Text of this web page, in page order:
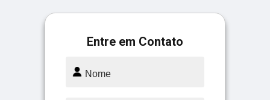
Entre em Contato